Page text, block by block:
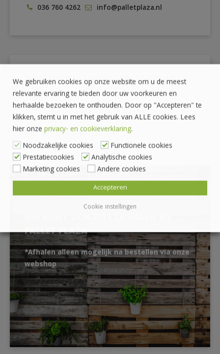
036 760 4262 info@palletplaza.nl
DE VOORDELEN VAN PALLETPLAZA
Prijzen zijn exclusief BTW
Veilig betalen met iDeal
Ophalen of laten bezorgen
ZELF OPHALEN?
PALLET PLAZA
*Afhalen alleen mogelijk na bestellen via onze
webshop
We gebruiken cookies op onze website om u de meest
relevante ervaring te bieden door uw voorkeuren en
herhaalde bezoeken te onthouden. Door op "Accepteren" te
klikken, stemt u in met het gebruik van ALLE cookies. Lees
hier onze privacy- en cookieverklaring.
Noodzakelijke cookies
Functionele cookies
Prestatiecookies
Analytische cookies
Marketing cookies
Andere cookies
Cookie instellingen
Accepteren